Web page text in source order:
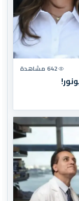
642 مشاهدة